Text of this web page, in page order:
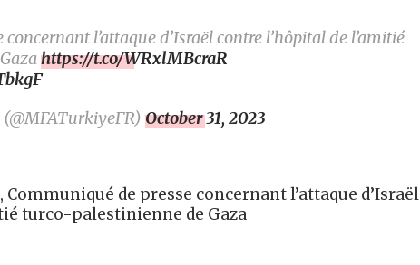
l’attaque d’Israël contre l’hôpital de l’amitié
https://t.co/WRxlMBcraR
October 31, 2023
Communiqué de presse concernant l’attaque d’Israël
turco-palestinienne de Gaza